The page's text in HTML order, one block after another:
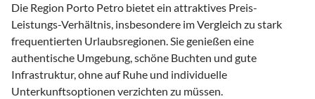
Die Region Porto Petro bietet ein attraktives Preis-
Leistungs-Verhältnis, insbesondere im Vergleich zu stark
frequentierten Urlaubsregionen. Sie genießen eine
authentische Umgebung, schöne Buchten und gute
Infrastruktur, ohne auf Ruhe und individuelle
Unterkunftsoptionen verzichten zu müssen.